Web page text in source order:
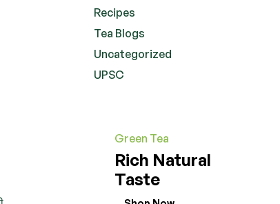
Recipes
Tea Blogs
Uncategorized
UPSC
Green Tea
Rich Natural
Taste